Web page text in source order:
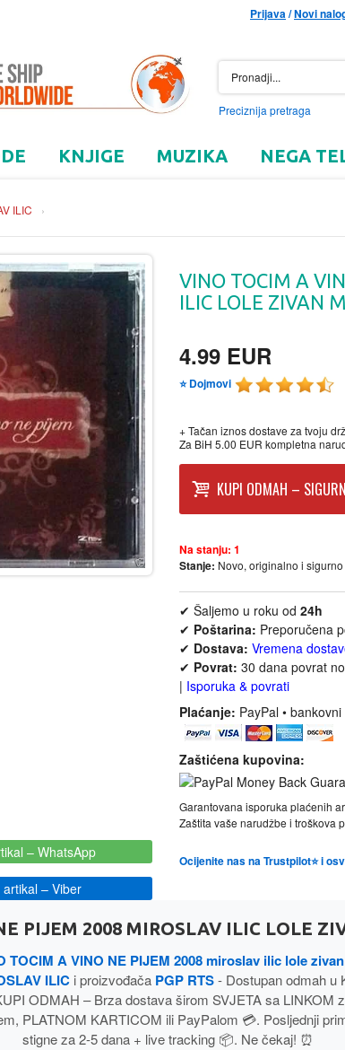
Prijava/Novi
Preciznija pretraga
KNJIGE MUZIKA NEGA
ILIC ›
– WhatsApp
– Viber
VINO TOCIM A
ILIC LOLE ZIVAN
4.99 EUR
⭐ Dojmovi
+ Tačan iznos dostave za tvoju
Za BiH 5.00 EUR kompletna
KUPI ODMAH –
Na stanju: 1
Stanje: Novo, originalno i
✔ Šaljemo u roku od 24h
✔ Poštarina: Preporučena
✔ Dostava: Vremena
✔ Povrat: 30 dana povrat
| Isporuka & povrati
Plaćanje: PayPal •
Zaštićena kupovina:
Garantovana isporuka plaćenih
Zaštita vaše narudžbe i troškova
Ocijenite nas na Trustpilot⭐ i
PIJEM 2008 MIROSLAV ILIC LOLE
TOCIM A VINO NE PIJEM 2008 miroslav ilic lole
ILIC i proizvođača PGP RTS- Dostupan odmah u
ODMAH – Brza dostava širom SVJETA sa LINKOM
PLATNOM KARTICOM ili PayPalom 💳. Posljednji
stigne za 2-5 dana + live tracking 📦. Ne čekaj! ⏰